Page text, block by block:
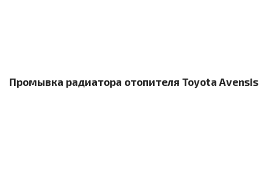
Промывка радиатора отопителя Toyota Avensis